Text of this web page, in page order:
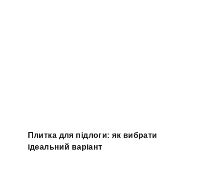
Плитка для підлоги: як вибрати
ідеальний варіант